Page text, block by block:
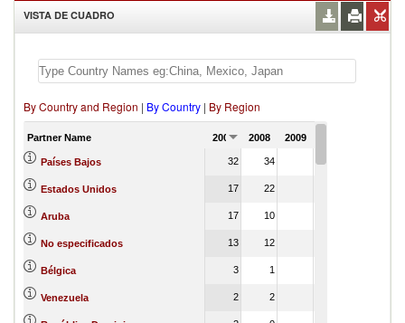
VISTA DE CUADRO
By Country and Region | By Country | By Region
Partner Name 2007 2008 2009
Países Bajos 32 34
Estados Unidos 17 22
Aruba 17 10
No especificados 13 12
Bélgica 3 1
Venezuela 2 2